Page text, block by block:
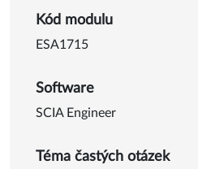
Detail o
Kód modulu
ESA1715
Software
SCIA Engineer
Téma častých otázek